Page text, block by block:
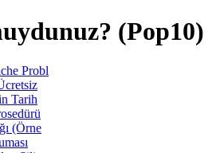
(Pop10)
Probl
Tarih
(Örne